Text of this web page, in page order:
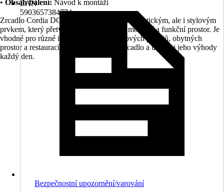
EAN
5903657384774
• Obsah balení: Návod k montáži
Zrcadlo Cordia DOUBLE LINE je nejen praktickým, ale i stylovým
prvkem, který přetvoří vaši koupelnu na moderní a funkční prostor. Je
vhodné pro různé interiéry, včetně hotelových pokojů, obytných
prostor a restaurací. Objednejte si toto zrcadlo a užijte si jeho výhody
každý den.
Bezpečnostní upozornění/varování